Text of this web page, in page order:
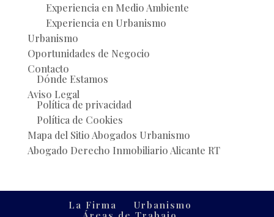
Experiencia en Medio Ambiente
Experiencia en Urbanismo
Urbanismo
Oportunidades de Negocio
Contacto
Dónde Estamos
Aviso Legal
Política de privacidad
Política de Cookies
Mapa del Sitio Abogados Urbanismo
Abogado Derecho Inmobiliario Alicante RT
La Firma
Urbanismo